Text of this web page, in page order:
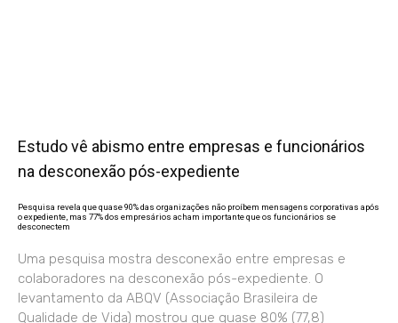
Estudo vê abismo entre empresas e funcionários
na desconexão pós-expediente
Pesquisa revela que quase 90% das organizações não proíbem mensagens corporativas após
o expediente, mas 77% dos empresários acham importante que os funcionários se
desconectem
Uma pesquisa mostra desconexão entre empresas e
colaboradores na desconexão pós-expediente. O
levantamento da ABQV (Associação Brasileira de
Qualidade de Vida) mostrou que quase 80% (77,8)